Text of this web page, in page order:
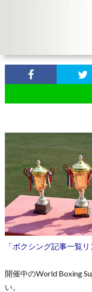
「ボクシング記事一覧
開催中のWorld Boxing
い。